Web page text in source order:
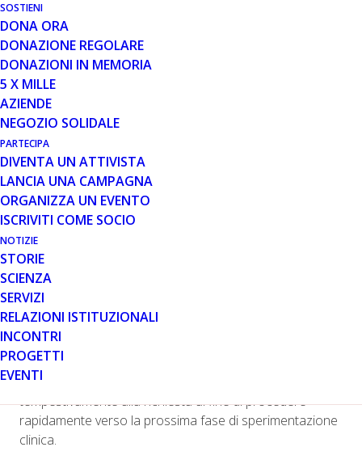
SOSTIENI
DONA ORA
DONAZIONE REGOLARE
DONAZIONI IN MEMORIA
5 X MILLE
AZIENDE
NEGOZIO SOLIDALE
PARTECIPA
DIVENTA UN ATTIVISTA
LANCIA UNA CAMPAGNA
ORGANIZZA UN EVENTO
ISCRIVITI COME SOCIO
NOTIZIE
STORIE
SCIENZA
SERVIZI
RELAZIONI ISTITUZIONALI
INCONTRI
PROGETTI
EVENTI
In un comunicato stampa emesso il 9 settembre,
l’azienda farmaceutica statunitense Sarepta
Therapeutics ha annunciato di aver concluso un
confronto con l’Office of Tissues and Advanced
Therapies – OTAT (una divisione della FDA che si
occupa di regolamentare i prodotti di terapia genica
negli Stati Uniti) in merito ai prossimi studi con SRP-9001,
la terapia genica con la microdistrofina sviluppata
dall’azienda.L’obiettivo del confronto era ottenere dalla
FDA un accordo per la prossima fase degli studi clinici di
terapia genica con SRP-9001 che impiegherà materiale
di grado commerciale, ovvero ottenuto attraverso lo
stesso processo commerciale che verrebbe usato se
SRP-9001 fosse approvato dalla FDA.In base a quanto
riportato nel comunicato, la FDA avrebbe chiesto a
Sarepta di fornire ulteriori dati per valutare il materiale di
grado commerciale. L’azienda risponderà
tempestivamente alla richiesta al fine di procedere
rapidamente verso la prossima fase di sperimentazione
clinica.